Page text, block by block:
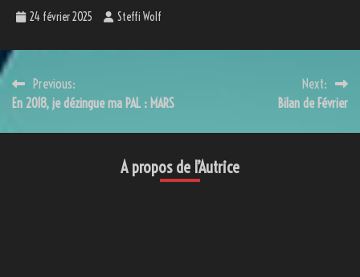
24 février 2025 Steffi Wolf
Navigation
Previous:
En 2018, je dézingue ma PAL : MARS
Next:
Bilan de Février
A propos de l’Autrice